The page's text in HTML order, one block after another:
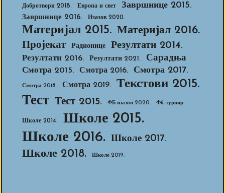
Добротвори 2018. Европа и свет Завршнице 2015.
Завршнице 2016. Изазов 2020.
Материјал 2015. Материјал 2016.
Пројекат Радионице Резултати 2014.
Резултати 2016. Резултати 2021. Сарадња
Смотра 2015. Смотра 2016. Смотра 2017.
Смотра 2018. Смотра 2019. Текстови 2015.
Тест Тест 2015. ФБ изазов 2020. Фб-турнир
Школе 2014.
Школе 2015.
Школе 2016. Школе 2017.
Школе 2018. Школе 2019.